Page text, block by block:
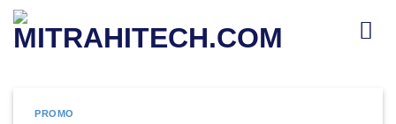
Skip
PROMO